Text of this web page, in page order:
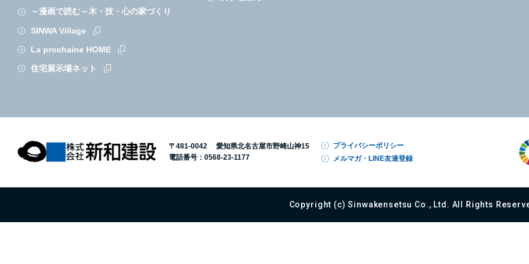
～漫画で読む～木・技・心の家づくり
SINWA Village
La prochaine HOME
住宅展示場ネット
〒481-0042 愛知県北名古屋市野崎山神15
電話番号： 0568-23-1177
プライバシーポリシー
メルマガ・LINE友達登録
Copyright (c) Sinwakensetsu Co., Ltd. All Rights